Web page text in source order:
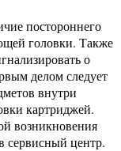
постороннего
головки. Также
о
делом следует
внутри
картриджей.
возникновения
сервисный центр.